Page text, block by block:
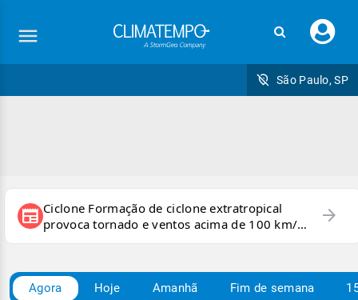
seu
São Paulo, SP
newspaper Ciclone Formação de ciclone extratropical
provoca tornado e ventos acima de 100 km/h
no RS
arrow_forward
Agora Hoje Amanhã Fim de semana